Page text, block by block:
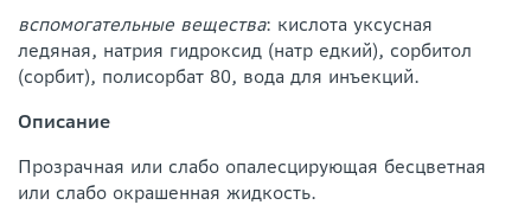
вспомогательные вещества: кислота уксусная
ледяная, натрия гидроксид (натр едкий), сорбитол
(сорбит), полисорбат 80, вода для инъекций.
Описание
Прозрачная или слабо опалесцирующая бесцветная
или слабо окрашенная жидкость.